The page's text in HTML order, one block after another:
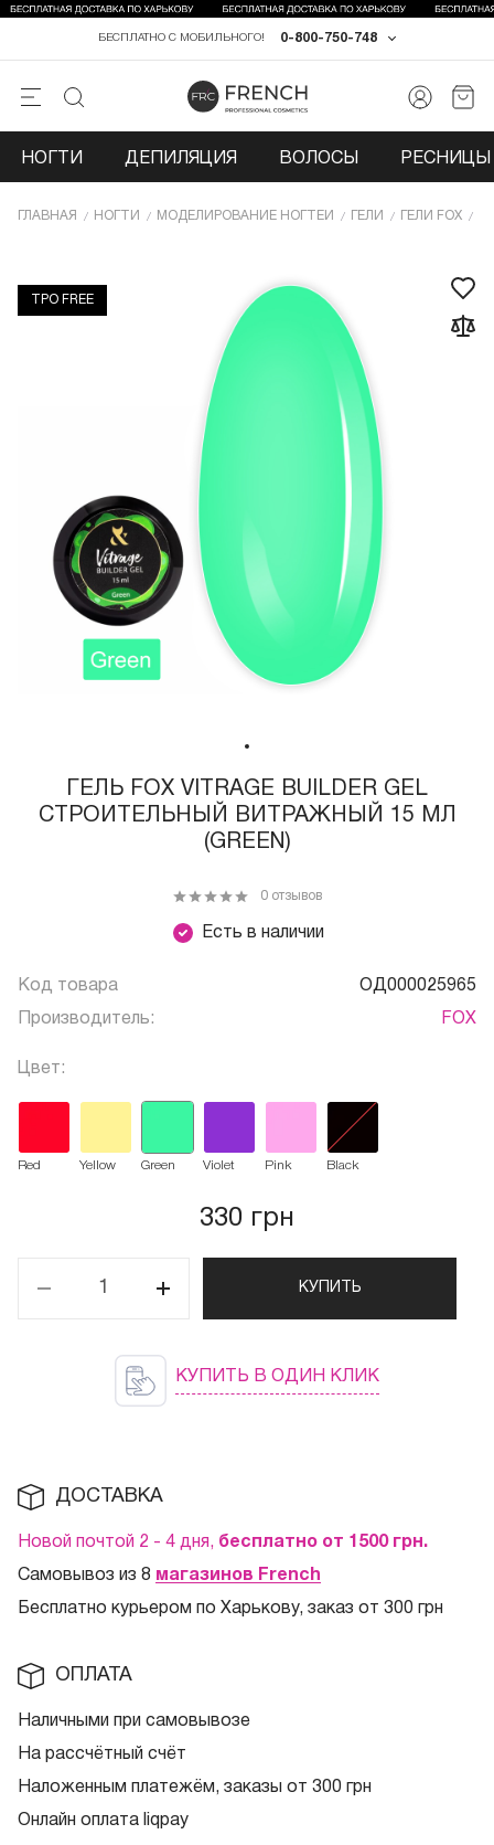
0-800-750-748
БЕСПЛАТНО С МОБИЛЬНОГО!
НОГТИ ДЕПИЛЯЦИЯ ВОЛОСЫ РЕСНИЦЫ
ГЛАВНАЯ НОГТИ МОДЕЛИРОВАНИЕ НОГТЕЙ ГЕЛИ ГЕЛИ FOX
TPO FREE
ГЕЛЬ FOX VITRAGE BUILDER GEL
СТРОИТЕЛЬНЫЙ ВИТРАЖНЫЙ 15 МЛ
(GREEN)
Есть в наличии
0 отзывов
Код товара ОД000025965
Производитель: FOX
Цвет:
Red Yellow Green Violet Pink Black
330 грн
КУПИТЬ
КУПИТЬ В ОДИН КЛИК
ДОСТАВКА
Новой почтой 2 - 4 дня, бесплатно от 1500 грн.
Самовывоз из 8 магазинов French
Бесплатно курьером по Харькову, заказ от 300 грн
ОПЛАТА
Наличными при самовывозе
На рассчётный счёт
Наложенным платежём, заказы от 300 грн
Онлайн оплата liqpay